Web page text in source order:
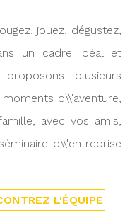
jouez, dégustez,
un cadre idéal et
plusieurs
d\\'aventure,
avec vos amis,
d\\'entreprise
L'ÉQUIPE